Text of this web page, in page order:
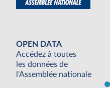
OPEN DATA
Accédez à toutes
les données de
l'Assemblée nationale